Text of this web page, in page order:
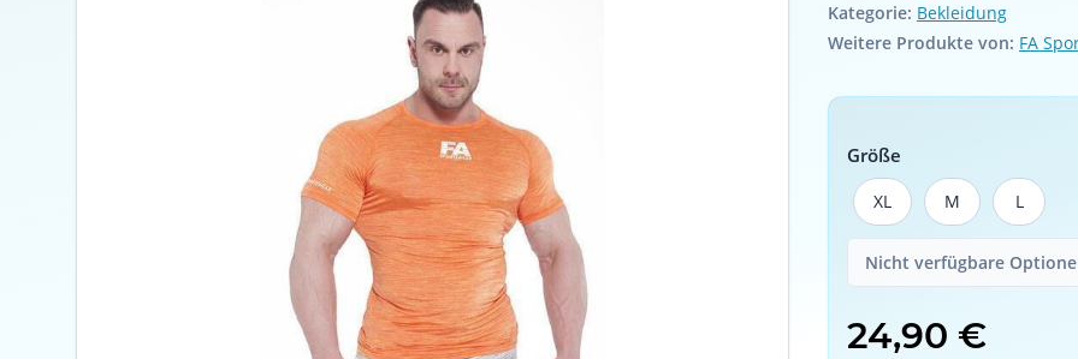
Kategorie: Bekleidung
Weitere Produkte von: FA
Größe
XL
XL M
M L
L
Nicht verfügbare
24,90 €